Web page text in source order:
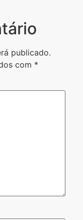
publicado.
com *